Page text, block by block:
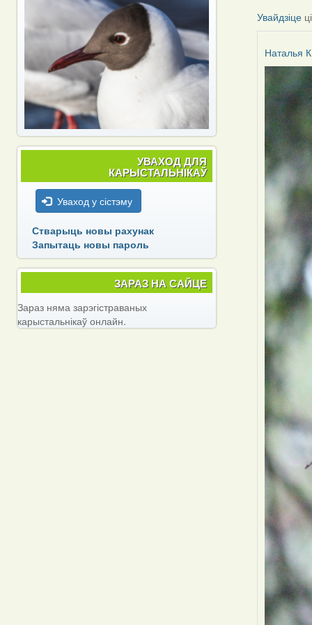
Увайдзіце
Наталья К
УВАХОД ДЛЯ
КАРЫСТАЛЬНІКАЎ
Уваход у сістэму
Стварыць новы рахунак
Запытаць новы пароль
ЗАРАЗ НА САЙЦЕ
Зараз няма зарэгістраваных
карыстальнікаў онлайн.